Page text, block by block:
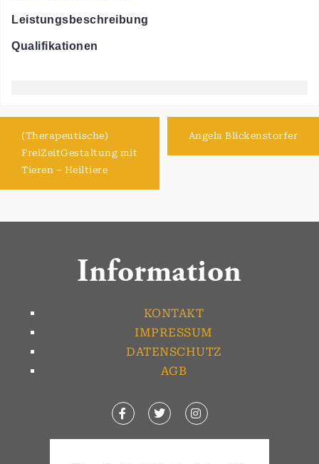
Leistungsbeschreibung
Qualifikationen
(Therapeutische)
FreiZeitGestaltung mit
Tieren – Heiltiere
Angela Blickenstorfer
Information
KONTAKT
IMPRESSUM
DATENSCHUTZ
AGB